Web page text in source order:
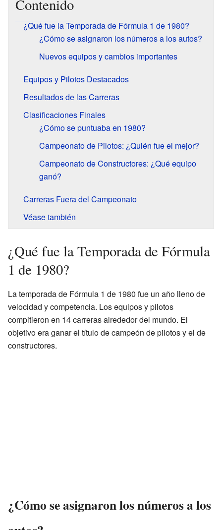
Contenido
¿Qué fue la Temporada de Fórmula 1 de 1980?
¿Cómo se asignaron los números a los autos?
Nuevos equipos y cambios importantes
Equipos y Pilotos Destacados
Resultados de las Carreras
Clasificaciones Finales
¿Cómo se puntuaba en 1980?
Campeonato de Pilotos: ¿Quién fue el mejor?
Campeonato de Constructores: ¿Qué equipo
ganó?
Carreras Fuera del Campeonato
Véase también
¿Qué fue la Temporada de Fórmula
1 de 1980?
La temporada de Fórmula 1 de 1980 fue un año lleno de
velocidad y competencia. Los equipos y pilotos
compitieron en 14 carreras alrededor del mundo. El
objetivo era ganar el título de campeón de pilotos y el de
constructores.
¿Cómo se asignaron los números a los